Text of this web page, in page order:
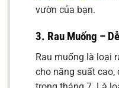
vườn của bạn.
3. Rau Muống –
Rau muống là loại
cho năng suất cao,